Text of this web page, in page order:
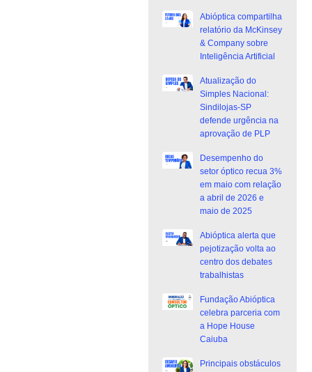
Abióptica compartilha
relatório da McKinsey
& Company sobre
Inteligência Artificial
Atualização do
Simples Nacional:
Sindilojas-SP
defende urgência na
aprovação de PLP
Desempenho do
setor óptico recua 3%
em maio com relação
a abril de 2026 e
maio de 2025
Abióptica alerta que
pejotização volta ao
centro dos debates
trabalhistas
Fundação Abióptica
celebra parceria com
a Hope House
Caiuba
Principais obstáculos